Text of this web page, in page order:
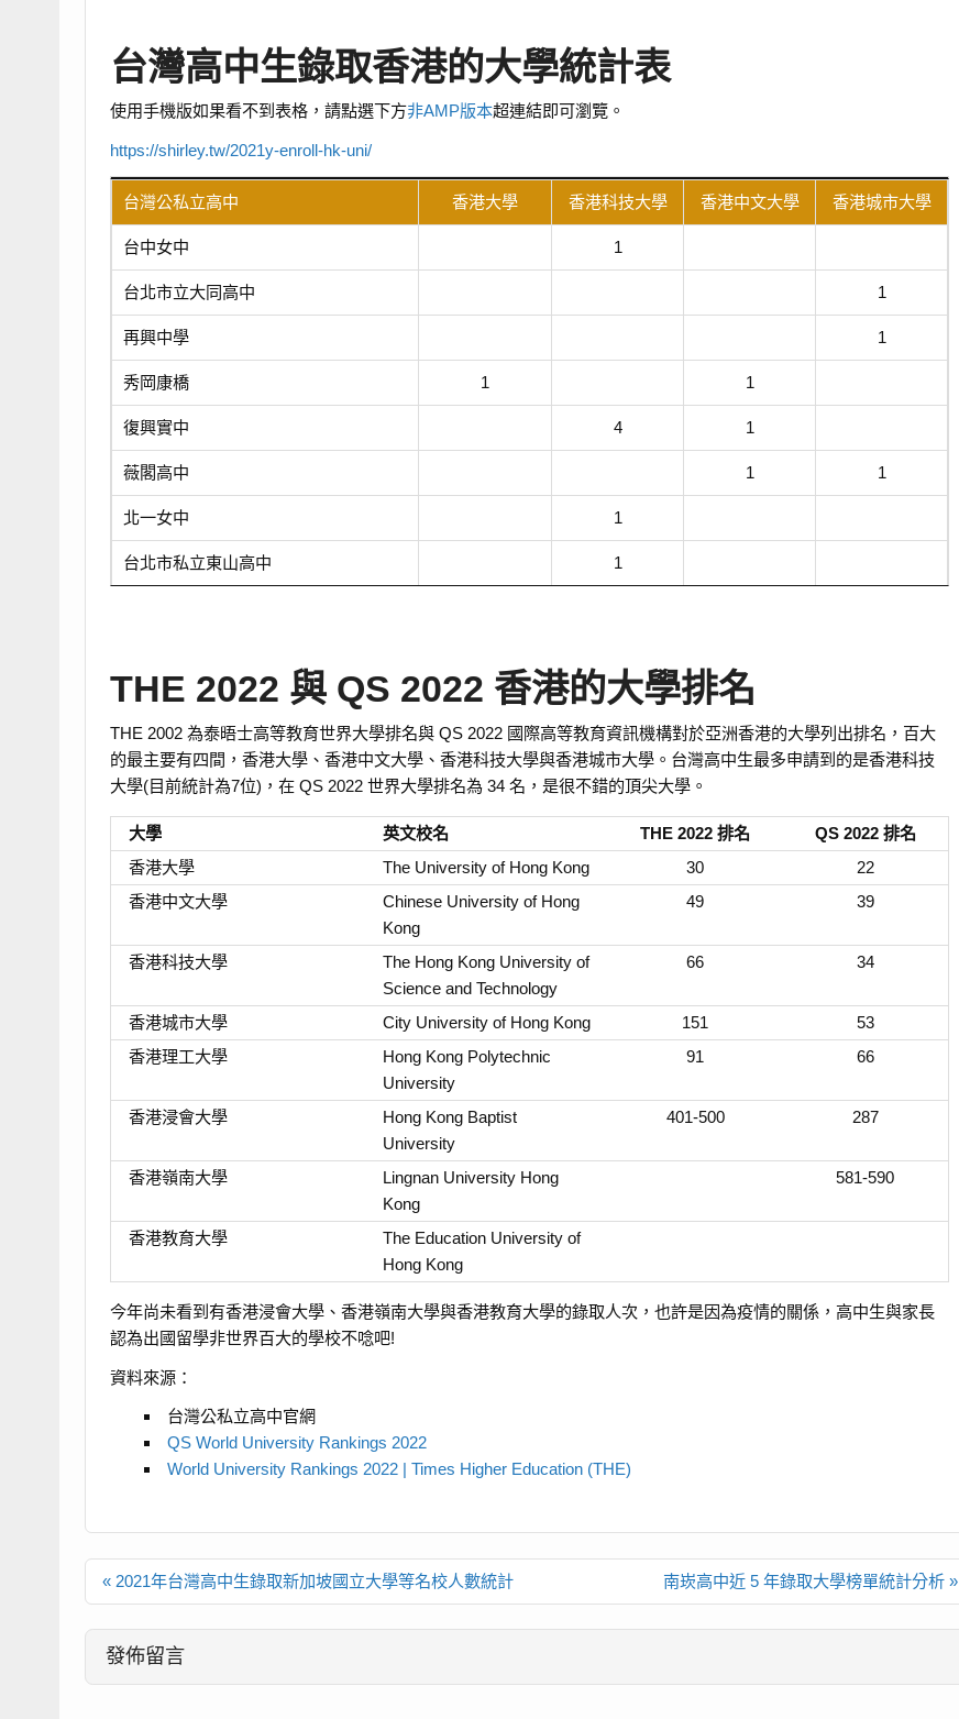
台灣高中生錄取香港的大學統計表
使用手機版如果看不到表格，請點選下方非AMP版本超連結即可瀏覽。
https://shirley.tw/2021y-enroll-hk-uni/
台灣公私立高中 香港大學 香港科技大學 香港中文大學 香港城市大學
台中女中 1
台北市立大同高中 1
再興中學 1
秀岡康橋 1 1
復興實中 4 1
薇閣高中 1 1
北一女中 1
台北市私立東山高中 1
THE 2022 與 QS 2022 香港的大學排名
THE 2002 為泰晤士高等教育世界大學排名與 QS 2022 國際高等教育資訊機構對於亞洲香港的大學列出排名，百大
的最主要有四間，香港大學、香港中文大學、香港科技大學與香港城市大學。台灣高中生最多申請到的是香港科技
大學(目前統計為7位)，在 QS 2022 世界大學排名為 34 名，是很不錯的頂尖大學。
大學 英文校名 THE 2022 排名
QS 2022 排名
香港大學
The University of Hong Kong 30
22
香港中文大學
Chinese University of Hong
Kong
49 39
香港科技大學
The Hong Kong University of
Science and Technology
66 34
香港城市大學 City University of Hong Kong 151
53
香港理工大學
Hong Kong Polytechnic
University
91 66
香港浸會大學
Hong Kong Baptist
University
401-500 287
香港嶺南大學
Lingnan University Hong
Kong
581-590
香港教育大學
The Education University of
Hong Kong
今年尚未看到有香港浸會大學、香港嶺南大學與香港教育大學的錄取人次，也許是因為疫情的關係，高中生與家長
認為出國留學非世界百大的學校不唸吧!
資料來源：
台灣公私立高中官網
QS World University Rankings 2022
World University Rankings 2022 | Times Higher Education (THE)
文
覽
« 2021年台灣高中生錄取新加坡國立大學等名校人數統計 南崁高中近 5 年錄取大學榜單統計分析 »
發佈留言